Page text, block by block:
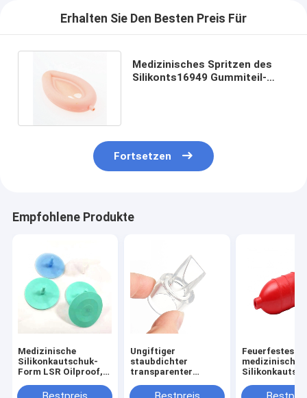
Erhalten Sie Den Besten Preis Für
Medizinisches Spritzen des
Silikonts16949 Gummiteil-
Fortsetzen
Empfohlene Produkte
Medizinische
Silikonkautschuk-
Form LSR Oilproof,
macht
Ungiftiger
staubdichter
transparenter
Silikonkautschuk-
Feuerfestes
medizinisches